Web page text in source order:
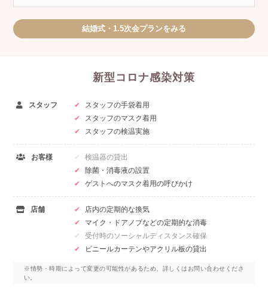
結婚式・1.5次会プランをみる
新型コロナ感染対策
スタッフ
スタッフの手袋着用
スタッフのマスク着用
スタッフの検温実施
お客様
検温器の貸出
除菌・消毒液の設置
ゲストへのマスク着用の呼びかけ
店舗
店内の定期的な換気
マイク・ドアノブなどの定期的な消毒
受付時のソーシャルディスタンス確保
ビニールカーテンやアクリル板の貸出
※情勢・時期によって変更の可能性があるため、詳しくはお問い合わせくださ
い。